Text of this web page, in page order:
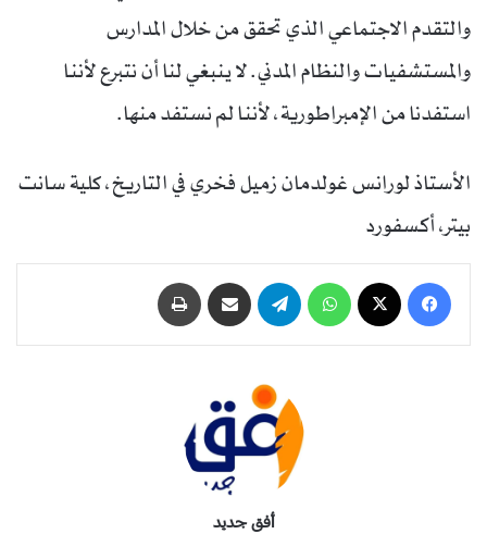
والتقدم الاجتماعي الذي تحقق من خلال المدارس
والمستشفيات والنظام المدني. لا ينبغي لنا أن نتبرع لأننا
استفدنا من الإمبراطورية، لأننا لم نستفد منها.
الأستاذ لورانس غولدمان زميل فخري في التاريخ، كلية سانت
بيتر، أكسفورد
أفق جديد